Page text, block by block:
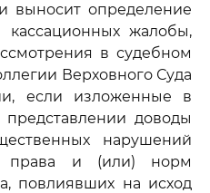
выносит определение
жалобы,
в судебном
Верховного Суда
если изложенные в
доводы
нарушений
права и (или) норм
повлиявших на исход